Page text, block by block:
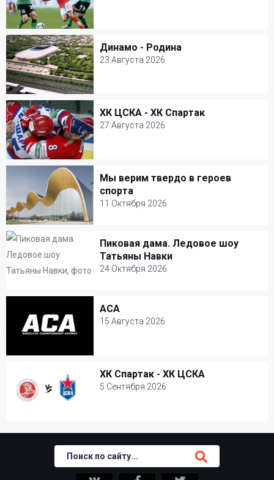
9 Августа 2026
Открытие Арена
Футбол
Динамо - Родина
23 Августа 2026
Динамо - Родина
23 Августа 2026
ВТБ Арена Парк
Футбол
ХК ЦСКА - ХК Спартак
27 Августа 2026
ХК ЦСКА - ХК Спартак
27 Августа 2026
Ледовый дворец Мегаспорт
Хоккей
Мы верим твердо в героев
спорта
11 Октября 2026
Мы верим твердо в героев спорта
11 Октября 2026
Пиковая дама. Ледовое шоу
Татьяны Навки
24 Октября 2026
Пиковая дама. Ледовое шоу Татьяны
Навки
Шоу
ACA
15 Августа 2026
Бокс и единоборства
ХК Спартак - ХК ЦСКА
5 Сентября 2026
ХК Спартак - ХК ЦСКА
Хоккей